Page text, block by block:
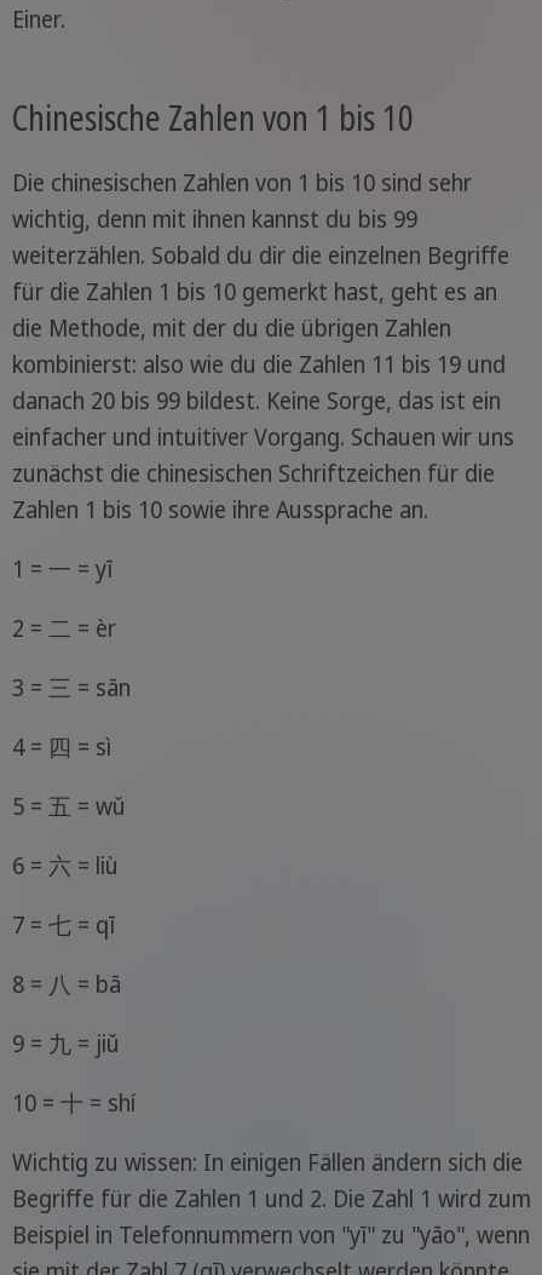
Einer.
Chinesische Zahlen von 1 bis 10
Die chinesischen Zahlen von 1 bis 10 sind sehr
wichtig, denn mit ihnen kannst du bis 99
weiterzählen. Sobald du dir die einzelnen Begriffe
für die Zahlen 1 bis 10 gemerkt hast, geht es an
die Methode, mit der du die übrigen Zahlen
kombinierst: also wie du die Zahlen 11 bis 19 und
danach 20 bis 99 bildest. Keine Sorge, das ist ein
einfacher und intuitiver Vorgang. Schauen wir uns
zunächst die chinesischen Schriftzeichen für die
Zahlen 1 bis 10 sowie ihre Aussprache an.
1 = 一 = yī
2 = 二 = èr
3 = 三 = sān
4 = 四 = sì
5 = 五 = wǔ
6 = 六 = liù
7 = 七 = qī
8 = 八 = bā
9 = 九 = jiǔ
10 = 十 = shí
Wichtig zu wissen: In einigen Fällen ändern sich die
Begriffe für die Zahlen 1 und 2. Die Zahl 1 wird zum
Beispiel in Telefonnummern von "yī" zu "yāo", wenn